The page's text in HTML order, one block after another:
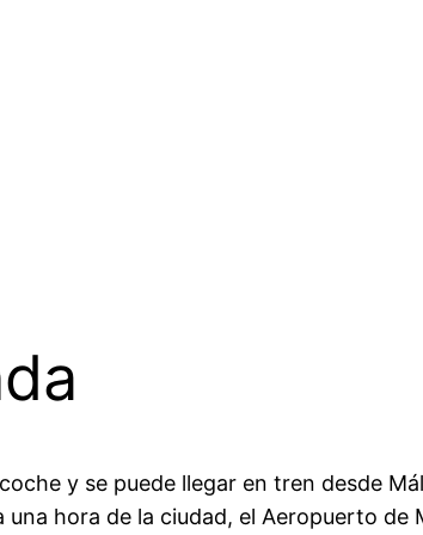
y se puede llegar en tren desde
hora de la ciudad, el Aeropuerto de